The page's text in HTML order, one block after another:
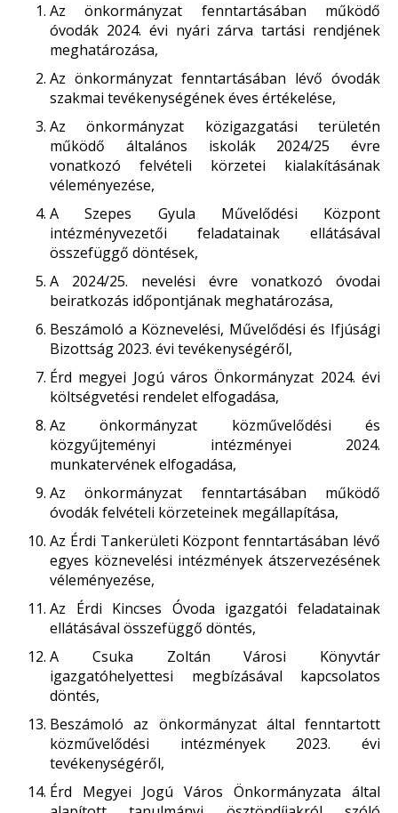
Az önkormányzat fenntartásában működő
óvodák 2024. évi nyári zárva tartási rendjének
meghatározása,
Az önkormányzat fenntartásában lévő óvodák
szakmai tevékenységének éves értékelése,
Az önkormányzat közigazgatási területén
működő általános iskolák 2024/25 évre
vonatkozó felvételi körzetei kialakításának
véleményezése,
A Szepes Gyula Művelődési Központ
intézményvezetői feladatainak ellátásával
összefüggő döntések,
A 2024/25. nevelési évre vonatkozó óvodai
beiratkozás időpontjának meghatározása,
Beszámoló a Köznevelési, Művelődési és Ifjúsági
Bizottság 2023. évi tevékenységéről,
Érd megyei Jogú város Önkormányzat 2024. évi
költségvetési rendelet elfogadása,
Az önkormányzat közművelődési és
közgyűjteményi intézményei 2024.
munkatervének elfogadása,
Az önkormányzat fenntartásában működő
óvodák felvételi körzeteinek megállapítása,
Az Érdi Tankerületi Központ fenntartásában lévő
egyes köznevelési intézmények átszervezésének
véleményezése,
Az Érdi Kincses Óvoda igazgatói feladatainak
ellátásával összefüggő döntés,
A Csuka Zoltán Városi Könyvtár
igazgatóhelyettesi megbízásával kapcsolatos
döntés,
Beszámoló az önkormányzat által fenntartott
közművelődési intézmények 2023. évi
tevékenységéről,
Érd Megyei Jogú Város Önkormányzata által